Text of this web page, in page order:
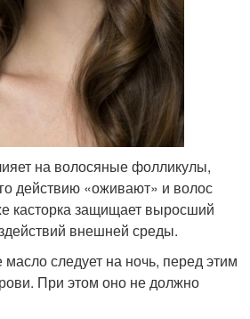
на волосяные фолликулы,
действию «оживают» и волос
касторка защищает выросший
внешней среды.
следует на ночь, перед этим
При этом оно не должно